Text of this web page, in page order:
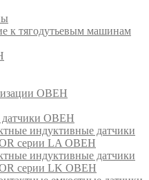
к тягодутьевым машинам
ОВЕН
датчики ОВЕН
индуктивные датчики
серии LA ОВЕН
индуктивные датчики
серии LK ОВЕН